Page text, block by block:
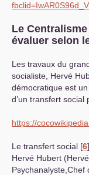
Le
évaluer selon
Les travaux du
socialiste, Hervé
démocratique est
d’un transfert social
https://
Le transfert social [6]
Hervé Hubert
Psychanalyste,Chef